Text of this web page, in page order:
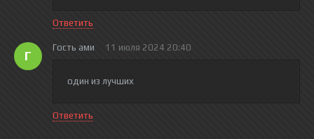
Ответить
Г
Гость ами 11 июля 2024 20:40
один из лучших
Ответить